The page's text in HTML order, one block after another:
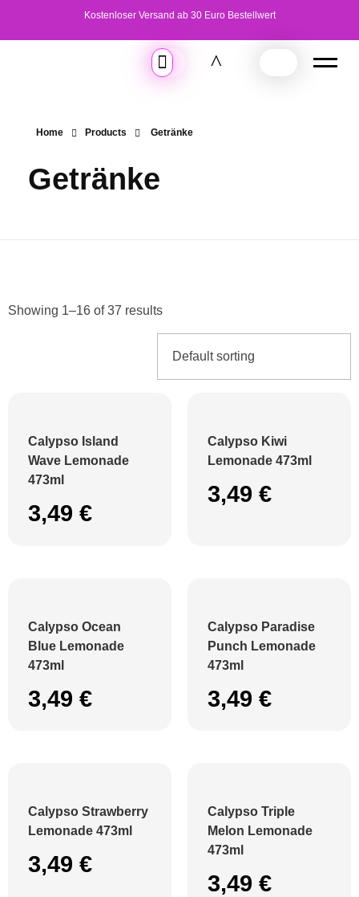
Kostenloser Versand ab 30 Euro Bestellwert
Home Products Getränke
Getränke
Showing 1–16 of 37 results
Calypso Island
Wave Lemonade
473ml
3,49 €
Calypso Kiwi
Lemonade 473ml
3,49 €
Calypso Ocean
Blue Lemonade
473ml
3,49 €
Calypso Paradise
Punch Lemonade
473ml
3,49 €
Calypso Strawberry
Lemonade 473ml
3,49 €
Calypso Triple
Melon Lemonade
473ml
3,49 €